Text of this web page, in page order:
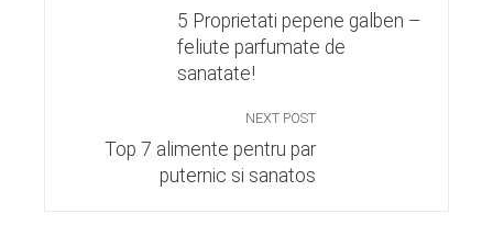
5 Proprietati pepene galben –
feliute parfumate de
sanatate!
NEXT POST
Top 7 alimente pentru par
puternic si sanatos